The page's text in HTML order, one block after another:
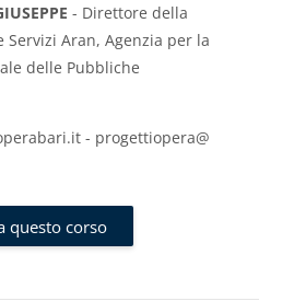
- Direttore della
Servizi Aran, Agenzia per la
delle Pubbliche
- progettiopera@
questo corso